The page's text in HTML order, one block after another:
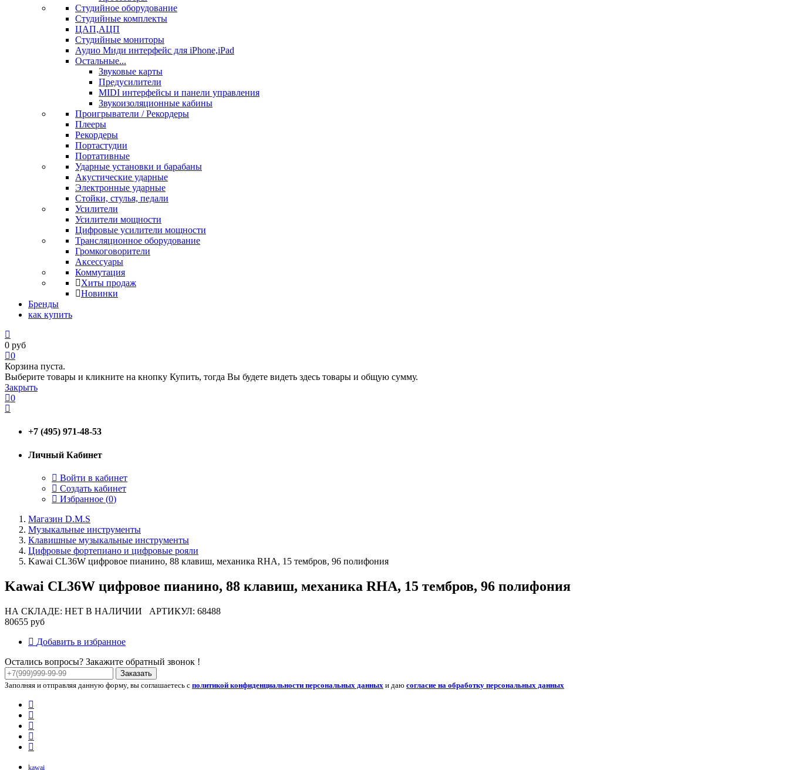
Студийное оборудование
Студийные комплекты
ЦАП,АЦП
Студийные мониторы
Аудио Миди интерфейс для iPhone,iPad
Остальные...
Звуковые карты
Предусилители
MIDI интерфейсы и панели управления
Звукоизоляционные кабины
Проигрыватели / Рекордеры
Плееры
Рекордеры
Портастудии
Портативные
Ударные установки и барабаны
Акустические ударные
Электронные ударные
Стойки, стулья, педали
Усилители
Усилители мощности
Цифровые усилители мощности
Трансляционное оборудование
Громкоговорители
Аксессуары
Коммутация
Хиты продаж
Новинки
Бренды
как купить
0 руб
0
Корзина пуста.
Выберите товары и кликните на кнопку Купить, тогда Вы будете видеть здесь товары и общую сумму.
Закрыть
0
+7 (495) 971-48-53
Личный Кабинет
Войти в кабинет
Создать кабинет
Избранное (0)
Магазин D.M.S
Музыкальные инструменты
Клавишные музыкальные инструменты
Цифровые фортепиано и цифровые рояли
Kawai CL36W цифровое пианино, 88 клавиш, механика RHA, 15 тембров, 96 полифония
Kawai CL36W цифровое пианино, 88 клавиш, механика RHA, 15 тембров, 96 полифония
НА СКЛАДЕ: НЕТ В НАЛИЧИИ АРТИКУЛ: 68488
80655 руб
Добавить в избранное
Остались вопросы? Закажите обратный звонок !
Заказать
Заполняя и отправляя данную форму, вы соглашаетесь с политикой конфиденциальности персональных данных и даю согласие на обработку персональных данных
kawai